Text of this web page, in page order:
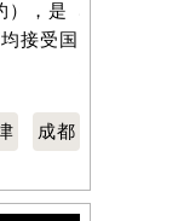
），是
接受国
成都